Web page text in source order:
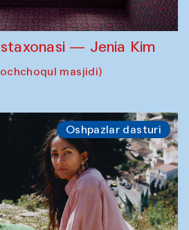
— Jenia Kim
masjidi)
Oshpazlar dasturi